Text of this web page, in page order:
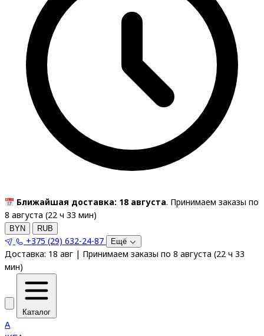
Ближайшая доставка: 18 августа. Принимаем заказы по
8 августа (22 ч 33 мин)
BYN RUB
+375 (29) 632-24-87 Ещё
Доставка: 18 авг | Принимаем заказы по 8 августа (22 ч 33
мин)
Каталог
A